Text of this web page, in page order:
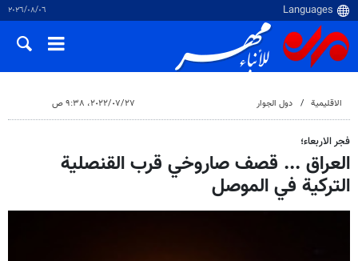
٠٦‏/٠٨‏/٢٠٢٦
الاقلیمیة دول الجوار ٢٧‏/٠٧‏/٢٠٢٢، ٩:٣٨ ص
فجر الاربعاء؛
العراق ... قصف صاروخي قرب القنصلية
التركية في الموصل